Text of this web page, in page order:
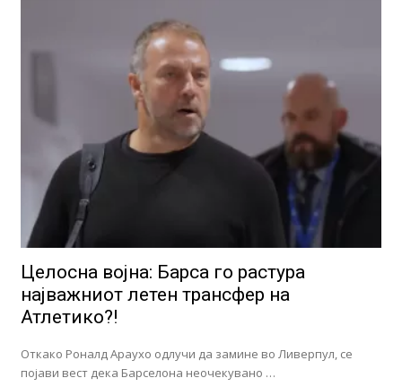
Целосна војна: Барса го растура
најважниот летен трансфер на
Атлетико?!
Откако Роналд Араухо одлучи да замине во Ливерпул, се
појави вест дека Барселона неочекувано …